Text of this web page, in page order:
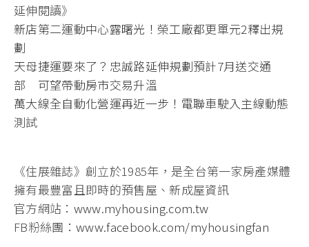
延伸閱讀》
新店第二運動中心露曙光！榮工廠都更單元2釋出規
劃
天母捷運要來了？忠誠路延伸規劃預計7月送交通
部 可望帶動房市交易升溫
萬大線全自動化營運再近一步！電聯車駛入主線動態
測試
《住展雜誌》創立於1985年，是全台第一家房產媒體
擁有最豐富且即時的預售屋、新成屋資訊
官方網站： www.myhousing.com.tw
FB粉絲團：www.facebook.com/myhousingfan